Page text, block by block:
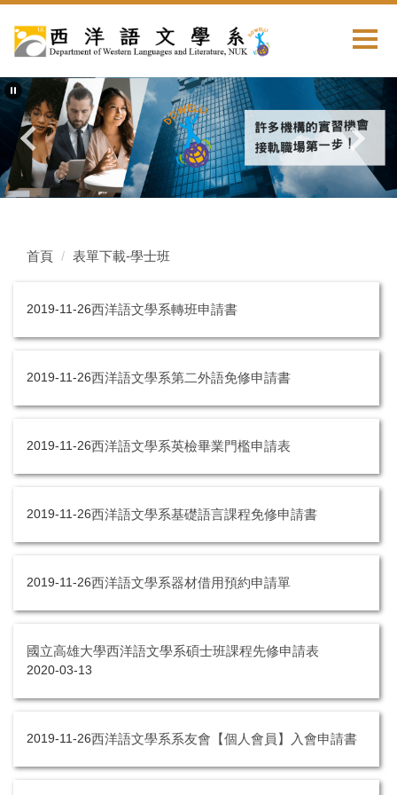
首頁 表單下載-學士班
西洋語文學系轉班申請書
2019-11-26
西洋語文學系第二外語免修申請書
2019-11-26
西洋語文學系英檢畢業門檻申請表
2019-11-26
西洋語文學系基礎語言課程免修申請書
2019-11-26
西洋語文學系器材借用預約申請單
2019-11-26
國立高雄大學西洋語文學系碩士班課程先修申請表
2020-03-13
西洋語文學系系友會【個人會員】入會申請書
2019-11-26